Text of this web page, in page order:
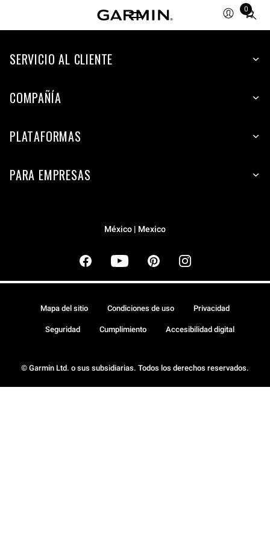
0
Total
SERVICIO AL CLIENTE
COMPAÑÍA
PLATAFORMAS
PARA EMPRESAS
México | Mexico
© Garmin Ltd. o sus subsidiarias. Todos los derechos reservados.
Mapa del sitio Condiciones de uso Privacidad
Seguridad Cumplimiento Accesibilidad digital